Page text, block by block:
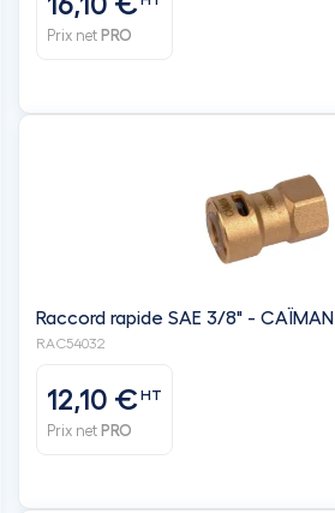
Prix net PRO
Raccord rapide SAE 3/8" - CAÏMAN
RAC54032
12,10 €HT
Prix net PRO